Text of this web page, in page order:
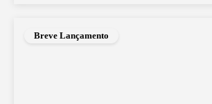
Breve Lançamento